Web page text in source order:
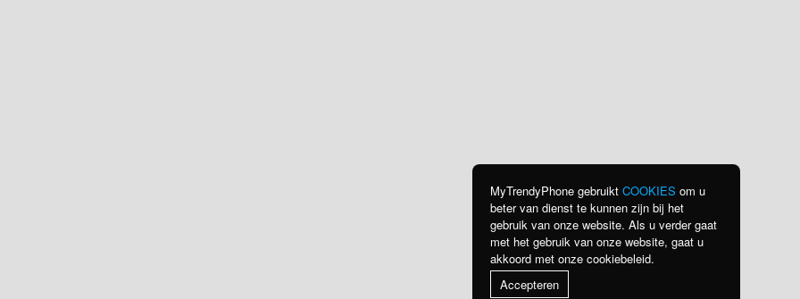
MyTrendyPhone gebruikt COOKIES om u
beter van dienst te kunnen zijn bij het
gebruik van onze website. Als u verder gaat
met het gebruik van onze website, gaat u
akkoord met onze cookiebeleid.
Accepteren